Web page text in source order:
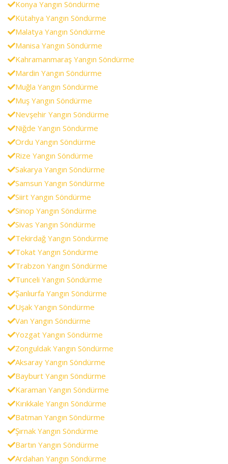
Konya Yangın Söndürme
Kütahya Yangın Söndürme
Malatya Yangın Söndürme
Manisa Yangın Söndürme
Kahramanmaraş Yangın Söndürme
Mardin Yangın Söndürme
Muğla Yangın Söndürme
Muş Yangın Söndürme
Nevşehir Yangın Söndürme
Niğde Yangın Söndürme
Ordu Yangın Söndürme
Rize Yangın Söndürme
Sakarya Yangın Söndürme
Samsun Yangın Söndürme
Siirt Yangın Söndürme
Sinop Yangın Söndürme
Sivas Yangın Söndürme
Tekirdağ Yangın Söndürme
Tokat Yangın Söndürme
Trabzon Yangın Söndürme
Tunceli Yangın Söndürme
Şanlıurfa Yangın Söndürme
Uşak Yangın Söndürme
Van Yangın Söndürme
Yozgat Yangın Söndürme
Zonguldak Yangın Söndürme
Aksaray Yangın Söndürme
Bayburt Yangın Söndürme
Karaman Yangın Söndürme
Kırıkkale Yangın Söndürme
Batman Yangın Söndürme
Şırnak Yangın Söndürme
Bartın Yangın Söndürme
Ardahan Yangın Söndürme